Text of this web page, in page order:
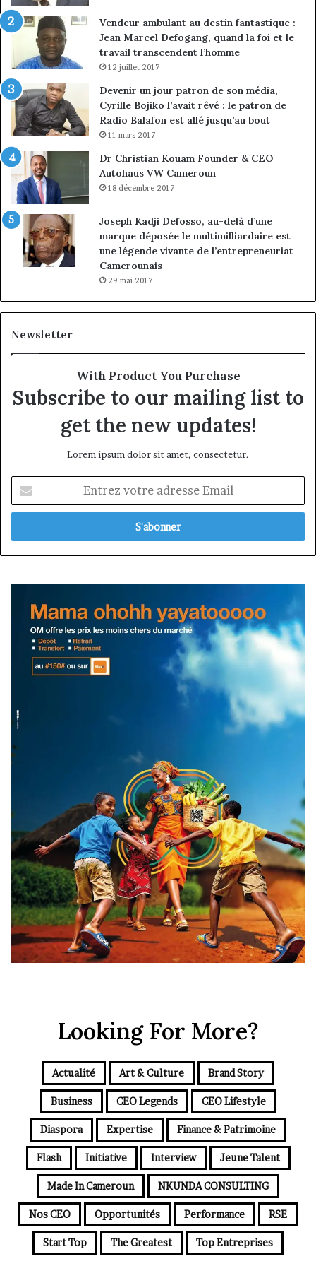
Vendeur ambulant au destin fantastique :
Jean Marcel Defogang, quand la foi et le
travail transcendent l’homme
12 juillet 2017
Devenir un jour patron de son média,
Cyrille Bojiko l’avait rêvé : le patron de
Radio Balafon est allé jusqu’au bout
11 mars 2017
Dr Christian Kouam Founder & CEO
Autohaus VW Cameroun
18 décembre 2017
Joseph Kadji Defosso, au-delà d’une
marque déposée le multimilliardaire est
une légende vivante de l’entrepreneuriat
Camerounais
29 mai 2017
Newsletter
With Product You Purchase
Subscribe to our mailing list to
get the new updates!
Lorem ipsum dolor sit amet, consectetur.
votre
adresse
Looking For More?
Actualité Art & Culture Brand Story
Business CEO Legends CEO Lifestyle
Diaspora Expertise Finance & Patrimoine
Flash Initiative Interview Jeune Talent
Made In Cameroun NKUNDA CONSULTING
Nos CEO Opportunités Performance RSE
Start Top The Greatest Top Entreprises